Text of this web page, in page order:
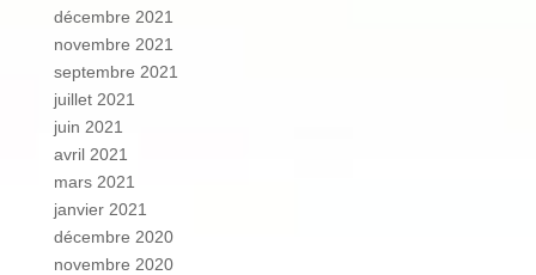
décembre 2021
novembre 2021
septembre 2021
juillet 2021
juin 2021
avril 2021
mars 2021
janvier 2021
décembre 2020
novembre 2020